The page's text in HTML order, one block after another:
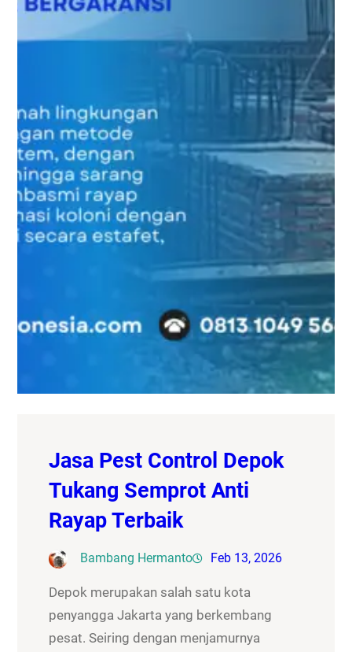
Jasa Pest Control Depok
Tukang Semprot Anti
Rayap Terbaik
Bambang Hermanto Feb 13, 2026
Depok merupakan salah satu kota
penyangga Jakarta yang berkembang
pesat. Seiring dengan menjamurnya